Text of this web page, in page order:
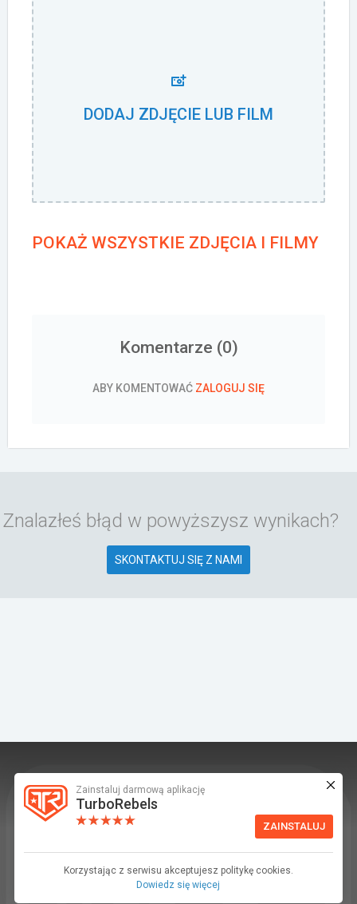
Zainstaluj darmową aplikację
TurboRebels
ZAINSTALUJ
Korzystając z serwisu akceptujesz politykę cookies.
Dowiedz się więcej
DODAJ ZDJĘCIE LUB FILM
POKAŻ WSZYSTKIE ZDJĘCIA I FILMY
Komentarze (0)
ABY KOMENTOWAĆ ZALOGUJ SIĘ
Znalazłeś błąd w powyższysz wynikach?
SKONTAKTUJ SIĘ Z NAMI
TurboRebels to platforma społecznościowa i
aplikacja mobilna dla fanów motoryzacji.
Regulamin